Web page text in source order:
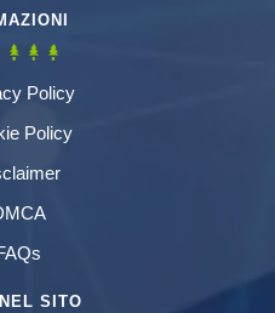
Policy
Policy
SITO